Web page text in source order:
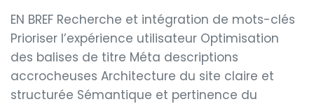
EN BREF Recherche et intégration de mots-clés
Prioriser l’expérience utilisateur Optimisation
des balises de titre Méta descriptions
accrocheuses Architecture du site claire et
structurée Sémantique et pertinence du